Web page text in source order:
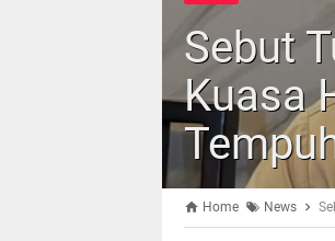
Sebut
Kuasa
Home News